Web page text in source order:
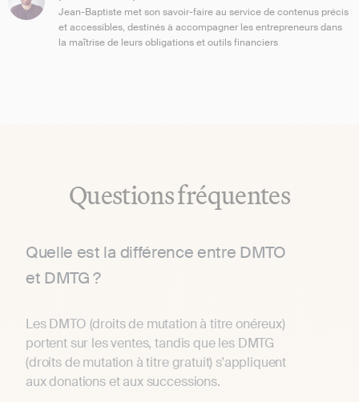
Jean-Baptiste met son savoir-faire au service de contenus précis
et accessibles, destinés à accompagner les entrepreneurs dans
la maîtrise de leurs obligations et outils financiers
Questions fréquentes
Quelle est la différence entre DMTO
et DMTG ?
Les DMTO (droits de mutation à titre onéreux)
portent sur les ventes, tandis que les DMTG
(droits de mutation à titre gratuit) s'appliquent
aux donations et aux successions.